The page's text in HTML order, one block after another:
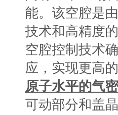
能。该空腔是
技术和高精度
空腔控制技术
应，实现更高
原子水平的气
可动部分和盖